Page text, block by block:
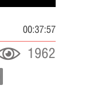
00:37:57
1962